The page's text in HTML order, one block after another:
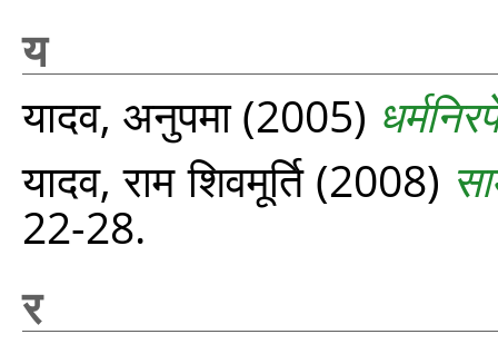
य
यादव, अनुपमा(2005)
यादव, राम शिवमूर्ति(2008)
22-28.
र